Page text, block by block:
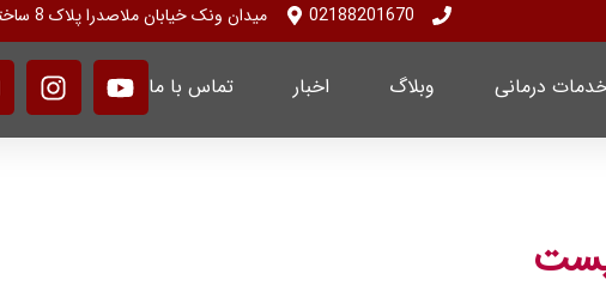
02188201670 میدان ونک خیابان ملاصدرا پلاک 8 ساختمان پزشکان صدرا واحد 4
درمانی وبلاگ اخبار تماس با ما Y
o
u
I
n
s